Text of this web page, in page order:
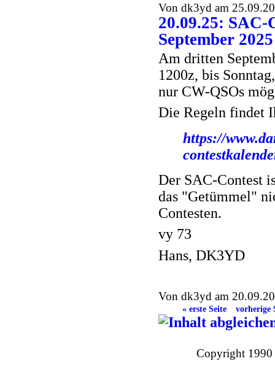
Von dk3yd am
20.09.25: SAC-
September 2025
Am dritten
1200z, bis
nur CW-QSOs
Die Regeln findet
https://
Der SAC-Contest
das "Getümmel"
Contesten.
vy 73
Hans, DK3YD
Von dk3yd am
« erste Seite vorherige
Copyright 1990